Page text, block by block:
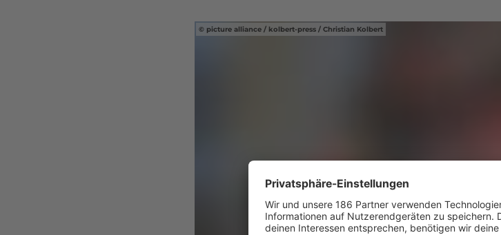
picture alliance / kolbert-press / Christian Kolbert